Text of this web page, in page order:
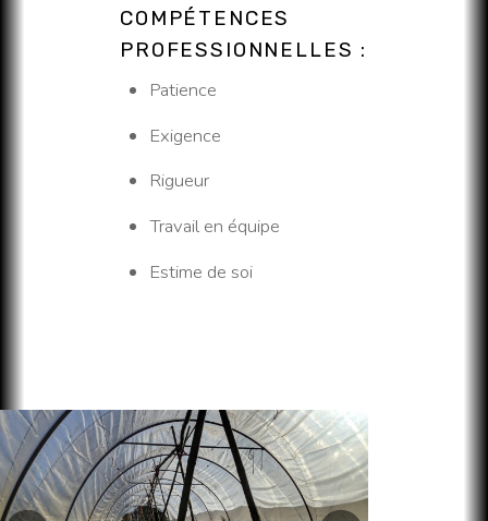
COMPÉTENCES
PROFESSIONNELLES :
Patience
Exigence
Rigueur
Travail en équipe
Estime de soi